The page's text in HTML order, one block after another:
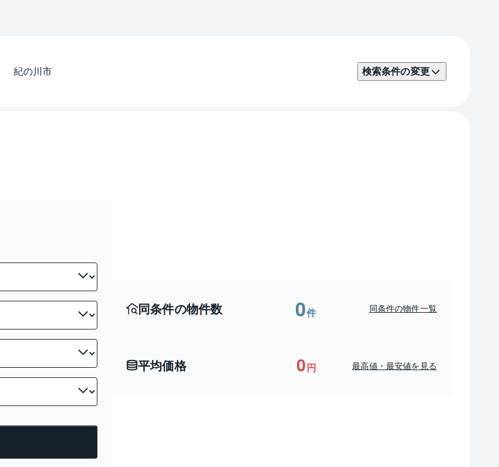
紀の川市 検索条件の変更
同条件の物件数 0件 同条件の物件一覧
平均価格 0円 最高値・最安値を見る